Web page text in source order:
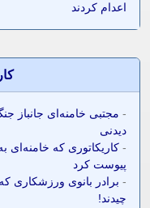
اعدام کردند
- مجتبی خامنه‌ای جانباز
دیدنی
- کاریکاتوری که خامنه‌ای
پیوست کرد
- برادر بانوی ورزشکاری
چیدند!